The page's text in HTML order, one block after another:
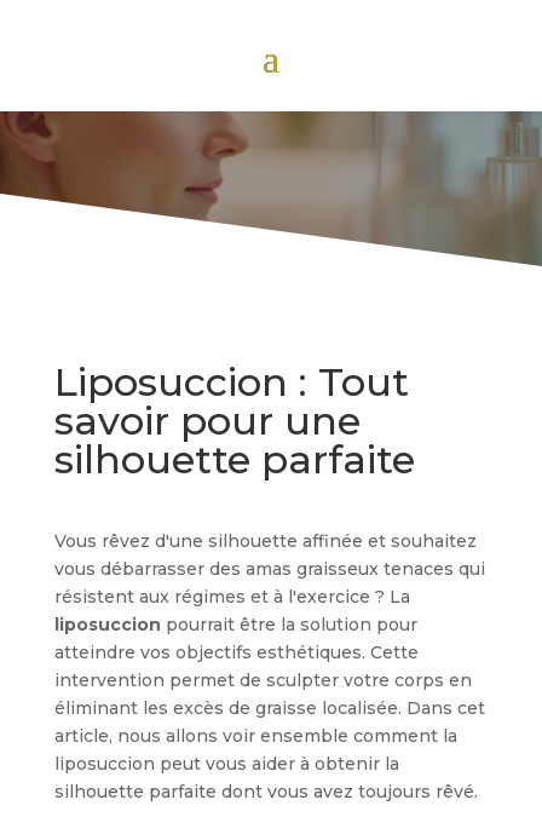
Liposuccion : Tout
savoir pour une
silhouette parfaite
Vous rêvez d'une silhouette affinée et souhaitez
vous débarrasser des amas graisseux tenaces qui
résistent aux régimes et à l'exercice ? La
liposuccion pourrait être la solution pour
atteindre vos objectifs esthétiques. Cette
intervention permet de sculpter votre corps en
éliminant les excès de graisse localisée. Dans cet
article, nous allons voir ensemble comment la
liposuccion peut vous aider à obtenir la
silhouette parfaite dont vous avez toujours rêvé.